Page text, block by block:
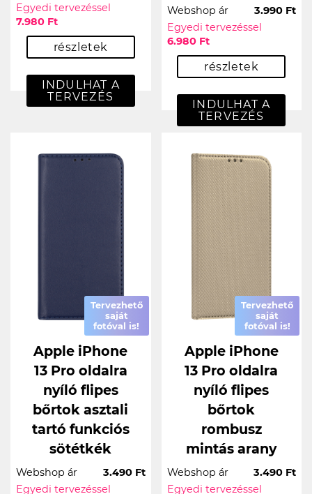
Egyedi tervezéssel
7.980 Ft
részletek
INDULHAT A
TERVEZÉS
Webshop ár
3.990 Ft
Egyedi tervezéssel
6.980 Ft
részletek
INDULHAT A
TERVEZÉS
Tervezhető
saját
fotóval is!
Apple iPhone
13 Pro oldalra
nyíló flipes
bőrtok asztali
tartó funkciós
sötétkék
Webshop ár
3.490 Ft
Egyedi tervezéssel
Tervezhető
saját
fotóval is!
Apple iPhone
13 Pro oldalra
nyíló flipes
bőrtok
rombusz
mintás arany
Webshop ár
3.490 Ft
Egyedi tervezéssel